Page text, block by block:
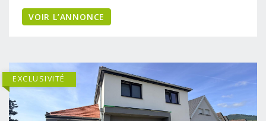
VOIR L’ANNONCE
EXCLUSIVITÉ